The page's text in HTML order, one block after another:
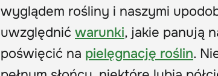
wyglądem rośliny i naszymi
uwzględnić warunki, jakie panują
poświęcić na pielęgnację roślin.